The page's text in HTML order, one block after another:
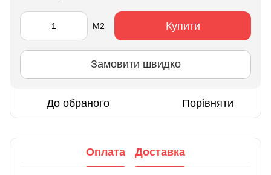
М2 Купити
Замовити швидко
До обраного Порівняти
Оплата Доставка